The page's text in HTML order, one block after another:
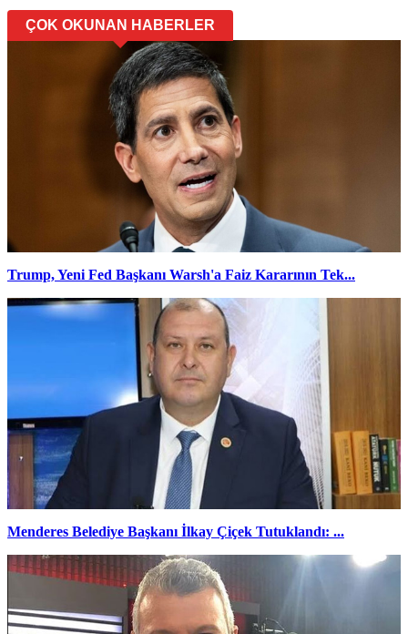
ÇOK OKUNAN HABERLER
Trump, Yeni Fed Başkanı Warsh'a Faiz Kararının Tek...
Menderes Belediye Başkanı İlkay Çiçek Tutuklandı: ...